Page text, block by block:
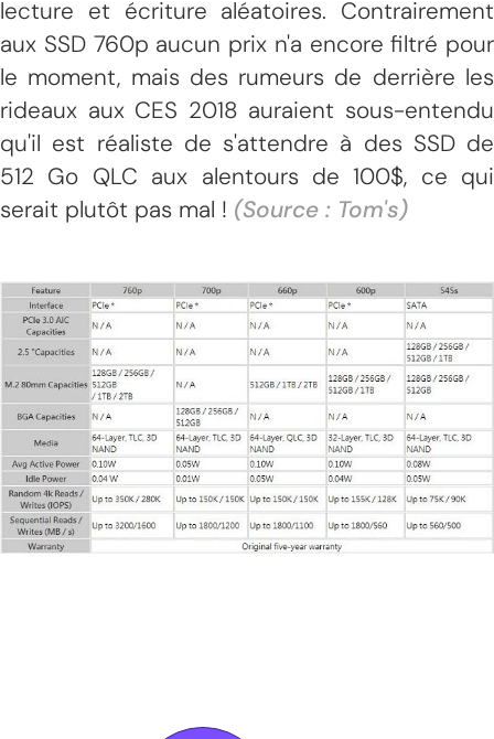
lecture et écriture aléatoires. Contrairement
aux SSD 760p aucun prix n'a encore filtré pour
le moment, mais des rumeurs de derrière les
rideaux aux CES 2018 auraient sous-entendu
qu'il est réaliste de s'attendre à des SSD de
512 Go QLC aux alentours de 100$, ce qui
serait plutôt pas mal ! (Source : Tom's)